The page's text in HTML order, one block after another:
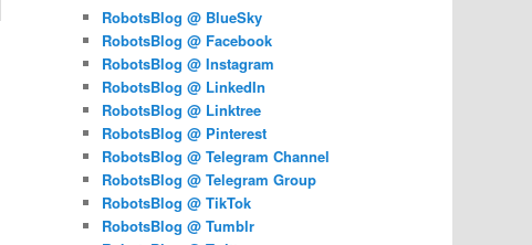
RobotsBlog @ BlueSky
RobotsBlog @ Facebook
RobotsBlog @ Instagram
RobotsBlog @ LinkedIn
RobotsBlog @ Linktree
RobotsBlog @ Pinterest
RobotsBlog @ Telegram Channel
RobotsBlog @ Telegram Group
RobotsBlog @ TikTok
RobotsBlog @ Tumblr